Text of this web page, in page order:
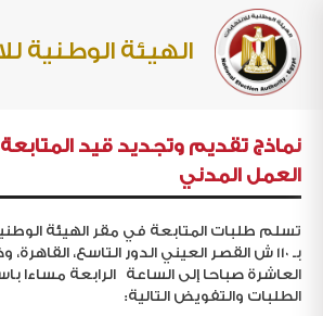
الهيئة الوطنية
نماذج تقديم وتجديد قيد
العمل المدني
تسلم طلبات المتابعة في مقر الهيئة
بـ ١١٠ ش القصر العيني الدور التاسع،
العاشرة صباحا إلى الساعة الرابعة مساءا
الطلبات والتفويض التالية: